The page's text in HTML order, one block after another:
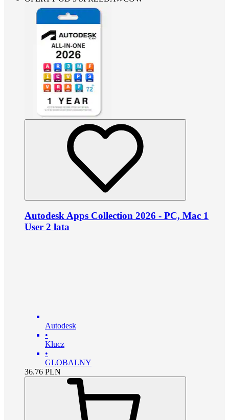
Autodesk Apps Collection 2026 - PC, Mac 1
User 2 lata
Autodesk
•
Klucz
•
GLOBALNY
36.76 PLN